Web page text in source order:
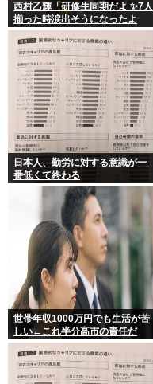
西村乙輝「研修生同期だよ ✨7人
揃った時涙出そうになったよ
ね」
日本人、勤労に対する意識が一
番低くて終わる
世帯年収1000万円でも生活が苦
しい←これ半分高市の責任だ
ろ…